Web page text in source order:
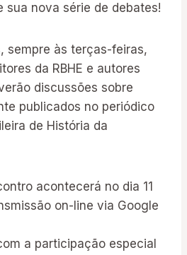
sua nova série de debates!
sempre às terças-feiras,
da RBHE e autores
discussões sobre
publicados no periódico
de História da
acontecerá no dia 11
on-line via Google
a participação especial